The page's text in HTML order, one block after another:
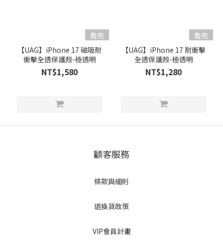
售完
【UAG】iPhone 17 磁吸耐
衝擊全透保護殼-極透明
NT$1,580
售完
【UAG】iPhone 17 耐衝擊
全透保護殼-極透明
NT$1,280
顧客服務
條款與細則
退換貨政策
VIP會員計畫